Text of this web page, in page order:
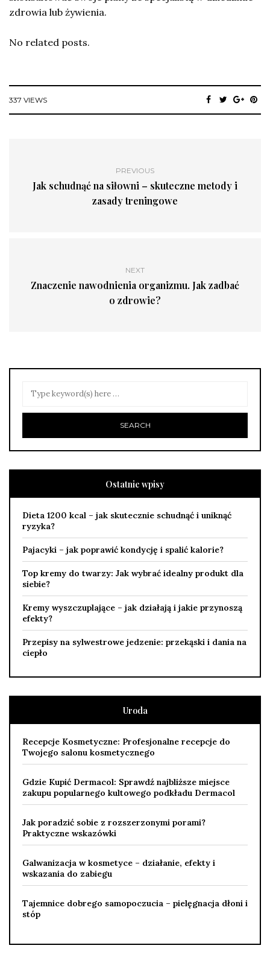
zdrowia lub żywienia.
No related posts.
337 VIEWS
PREVIOUS
Jak schudnąć na siłowni – skuteczne metody i
zasady treningowe
NEXT
Znaczenie nawodnienia organizmu. Jak zadbać
o zdrowie?
Ostatnie wpisy
Dieta 1200 kcal – jak skutecznie schudnąć i uniknąć
ryzyka?
Pajacyki – jak poprawić kondycję i spalić kalorie?
Top kremy do twarzy: Jak wybrać idealny produkt dla
siebie?
Kremy wyszczuplające – jak działają i jakie przynoszą
efekty?
Przepisy na sylwestrowe jedzenie: przekąski i dania na
ciepło
Uroda
Recepcje Kosmetyczne: Profesjonalne recepcje do
Twojego salonu kosmetycznego
Gdzie Kupić Dermacol: Sprawdź najbliższe miejsce
zakupu popularnego kultowego podkładu Dermacol
Jak poradzić sobie z rozszerzonymi porami?
Praktyczne wskazówki
Galwanizacja w kosmetyce – działanie, efekty i
wskazania do zabiegu
Tajemnice dobrego samopoczucia – pielęgnacja dłoni i
stóp